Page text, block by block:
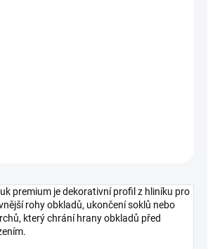
premium je dekorativní profil z hliníku pro
rohy obkladů, ukončení soklů nebo
který chrání hrany obkladů před